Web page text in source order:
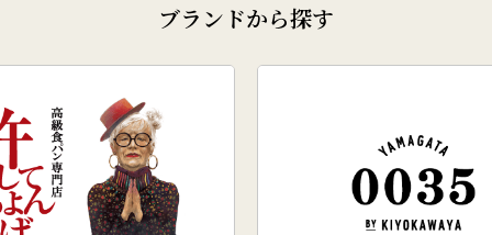
ブランドから探す